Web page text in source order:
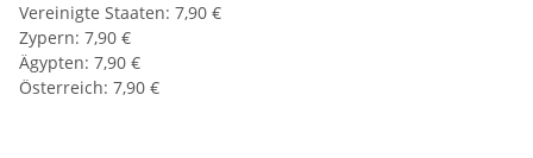
Vereinigte Staaten: 7,90 €
Zypern: 7,90 €
Ägypten: 7,90 €
Österreich: 7,90 €